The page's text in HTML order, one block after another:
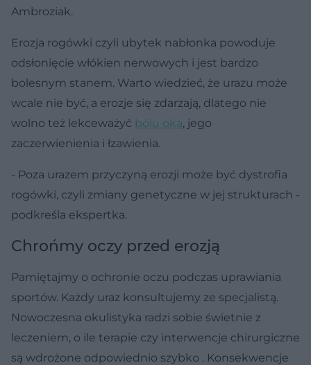
Ambroziak.
Erozja rogówki czyli ubytek nabłonka powoduje
odsłonięcie włókien nerwowych i jest bardzo
bolesnym stanem. Warto wiedzieć, że urazu może
wcale nie być, a erozje się zdarzają, dlatego nie
wolno też lekceważyć bólu oka, jego
zaczerwienienia i łzawienia.
- Poza urazem przyczyną erozji może być dystrofia
rogówki, czyli zmiany genetyczne w jej strukturach -
podkreśla ekspertka.
Chrońmy oczy przed erozją
Pamiętajmy o ochronie oczu podczas uprawiania
sportów. Każdy uraz konsultujemy ze specjalistą.
Nowoczesna okulistyka radzi sobie świetnie z
leczeniem, o ile terapie czy interwencje chirurgiczne
są wdrożone odpowiednio szybko . Konsekwencje